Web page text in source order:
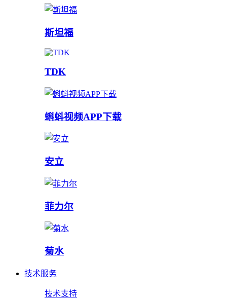
斯坦福
TDK
蝌蚪视频APP下载
安立
菲力尔
菊水
技术服务
技术支持